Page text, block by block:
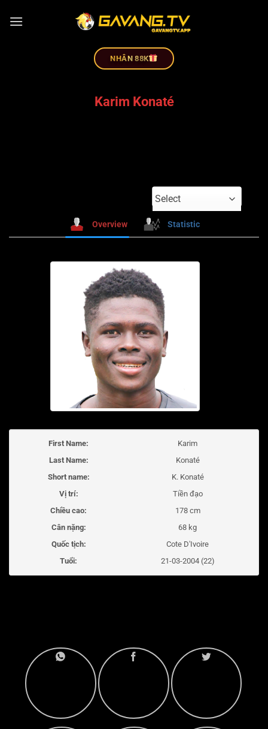
NHÂN 88K
Karim Konaté
Select
Overview Statistic
First Name:
Karim
Last Name:
Konaté
Short name:
K. Konaté
Vị trí:
Tiền đạo
Chiều cao:
178 cm
Cân nặng:
68 kg
Quốc tịch:
Cote D'Ivoire
Tuổi:
21-03-2004 (22)